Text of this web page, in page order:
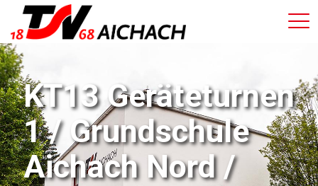
KT13 Geräteturnen
1 / Grundschule
Aichach Nord /